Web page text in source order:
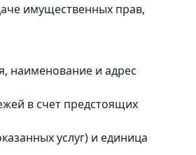
имущественных прав,
наименование и адрес
в счет предстоящих
услуг) и единица